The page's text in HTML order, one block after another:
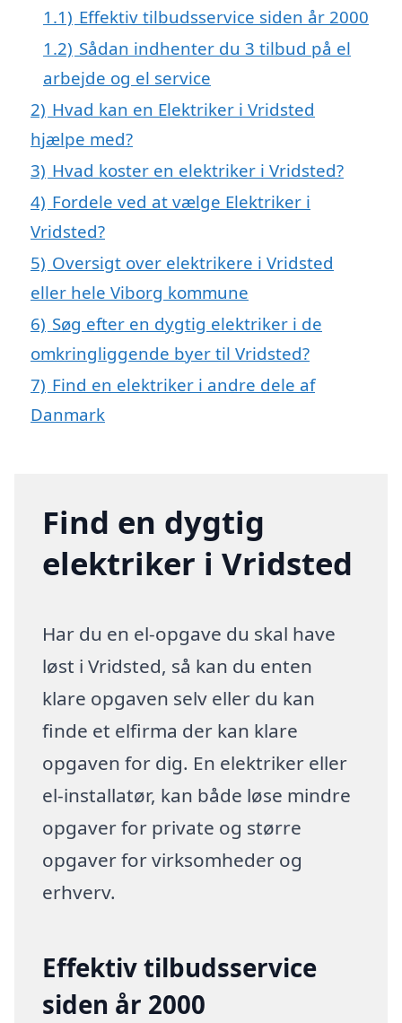
1.1) Effektiv tilbudsservice siden år 2000
1.2) Sådan indhenter du 3 tilbud på el
arbejde og el service
2) Hvad kan en Elektriker i Vridsted
hjælpe med?
3) Hvad koster en elektriker i Vridsted?
4) Fordele ved at vælge Elektriker i
Vridsted?
5) Oversigt over elektrikere i Vridsted
eller hele Viborg kommune
6) Søg efter en dygtig elektriker i de
omkringliggende byer til Vridsted?
7) Find en elektriker i andre dele af
Danmark
Find en dygtig
elektriker i Vridsted
Har du en el-opgave du skal have
løst i Vridsted, så kan du enten
klare opgaven selv eller du kan
finde et elfirma der kan klare
opgaven for dig. En elektriker eller
el-installatør, kan både løse mindre
opgaver for private og større
opgaver for virksomheder og
erhverv.
Effektiv tilbudsservice
siden år 2000